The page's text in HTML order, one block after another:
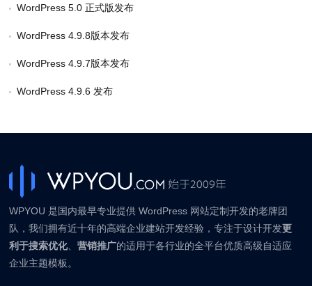
WordPress 5.0 正式版发布
WordPress 4.9.8版本发布
WordPress 4.9.7版本发布
WordPress 4.9.6 发布
WPYOU 是国内最早专业提供 WordPress 网站定制开发的老牌团
队，我们拥有近十年的高端企业建站开发经验，专注于设计开发更
利于搜索优化、营销推广的适用于各行业的全平台优质高级自适应
企业主题模板。